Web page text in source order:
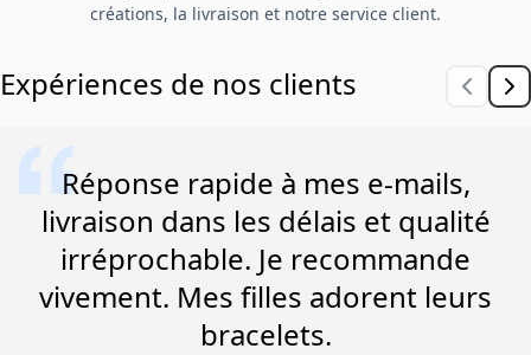
créations, la livraison et notre service client.
Expériences de nos clients
Réponse rapide à mes e-mails,
livraison dans les délais et qualité
irréprochable. Je recommande
vivement. Mes filles adorent leurs
bracelets.